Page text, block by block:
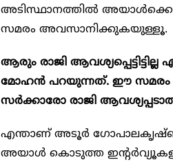
അടിസ്ഥാനത്തിൽ
സമരം അവസാനിക്കുകയുള്ളൂ.
ആരും രാജി
മോഹൻ പറയുന്നത്. ഈ സമരം
സർക്കാരോ രാജി
എന്താണ് അടൂർ
അയാൾ കൊടുത്ത